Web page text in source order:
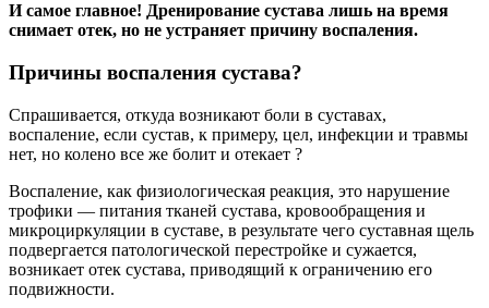
И самое главное! Дренирование сустава лишь на время
снимает отек, но не устраняет причину воспаления.
Причины воспаления сустава?
Спрашивается, откуда возникают боли в суставах,
воспаление, если сустав, к примеру, цел, инфекции и травмы
нет, но колено все же болит и отекает ?
Воспаление, как физиологическая реакция, это нарушение
трофики — питания тканей сустава, кровообращения и
микроциркуляции в суставе, в результате чего суставная щель
подвергается патологической перестройке и сужается,
возникает отек сустава, приводящий к ограничению его
подвижности.